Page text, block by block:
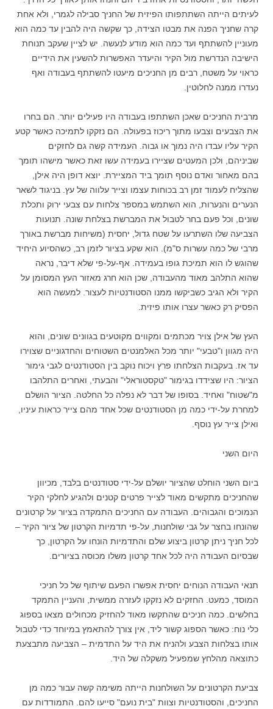
לעיתים הייתה השתתפותו הפיזית של החניך סבילה לגמרי, ולא אחת
קרה שחניך הפנה את מבטו הצידה, כך שקשה היה להבין עד כמה הוא
מעוניין להשתתף ועד כמה הוא מודע לנעשה. יש לציין שעקב תנוחת
הישיבה הנדרשת מול הקיר והיעדר האפשרות להשעין את הידיים
כראוי על משטח, רבים מן החניכים מיעטו להשתתף בעבודה ואף
נעדרו ממנה לחלוטין.
מרבית החניכים שאכן השתתפו בעבודה היו פעילים יותר. הם בחרו
את הצבעים וצבעו מתוך ריכוז בפעולה. הם נזקקו לתמיכה כאשר קטע
הקיר עליו עבדו היה נמוך או גבוה. העמידה קשה גם לחזקים
שביניהם, ולכן המעטים שציירו בעמידה עשו זאת כאשר מישהו תומך
בהם מאחור ואדם נוסף תומך ביד המציירת. יוצא דופן היה אילן,
שהצליח לעמוד זמן רב בכוחות עצמו וצייר עלווה של עץ. בניגוד לשאר
הנערים והנערות, הוא השתמש במספר צלחות עם צבעי ירוק ותכלת
שונים, וכל פעם בחר לטבול את המברשת בצלחת שונה. תנועות
הצביעה שלו השתרעו על שטח גדול, יחסית (משיחות מברשת באורך
מרבי של כמה עשרות ס"מ). הוא שקע בציור לזמן רב, כשהסיוע היחיד
שהוגש לו הוא תמיכת גופו בעמידה. אף-על-פי שלא דיבר, נראה
שהוא התלהב מאוד מהעבודה, שכן הוא חרג מאזור העץ המסומן על
הקיר ולא הגיב כשביקשו ממנו הסטודנטיות לעצור. למעשה הוא
הפסיק רק כאשר עצרו אותו פיזית.
העץ של אילן צויר מכתמים ומקווים מקוטעים בגוונים שונים, והוא
היה מגוון ו"טבעי" יותר מכל האלמנטים השטוחים והחדגוניים שצוירו
עד אז. בעקבות הצלחתו פרץ ויכוח נוקב בין הסטודנטים לגבי גימור
הציור: היו שצידדו בגימור "טקסטוראלי" והבעתי, ואחרים התלהבו
מ"שטוח" ואחיד. בסופו של דבר לא נפלה כל החלטה. הציור הושלם
למחרת על-ידי כמה מן הסטודנטים שכל אחד מהם צייר כראות עיניו,
ואילן צייר עץ נוסף.
היום השני
ביום השני הוחלט שהציור יושלם על-ידי סטודנטים בלבד, מכיוון
שהחניכים מתקשים מאוד לצייר פרטים קטנים ולהגיע לחלקי הקיר
הנמוכים והגבוהים. העבודה עם החניכים התמקדה בציור על קרטונים
שהונחו בחצר על גבי שולחנות, על-פי תדמיות הקרטון של ציור הקיר –
לכל חניך ניתן קרטון ביצוע שלם והתדמיות הונחו על הקרטון, כך
שבסיום העבודה היה לכל אחד קרטון משלו מכוסה בציורים.
תנאי העבודה הנוחים יחסית אפשרו הפעם שיתוף של כל חניכי
המוסד, כמעט. החזקים לא נזקקו לעזרה ממשית, והעניין התמקד
בחלשים. כמה חניכים שהתקשו מאוד להחזיק מכחולים מצאו בספוג
כלי נוח: כאשר הספוג קשור ליד, אין צורך להתאמץ במיוחד כדי לטבול
אותו בצלחות הצבע ולהניח את היד על התדמית – הצביעה מתבצעת
כתוצאה מהלחץ שמפעיל משקלה של היד.
צביעת הקרטונים על השולחנות הייתה משימה קשה עבור כמה מן
החניכים, והסטודנטיות וצוות "בית נועם" סייעו להם. התמודדות עם